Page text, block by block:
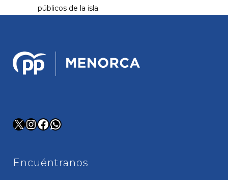
públicos de la isla.
X Instagram
Facebook
WhatsApp
Encuéntranos